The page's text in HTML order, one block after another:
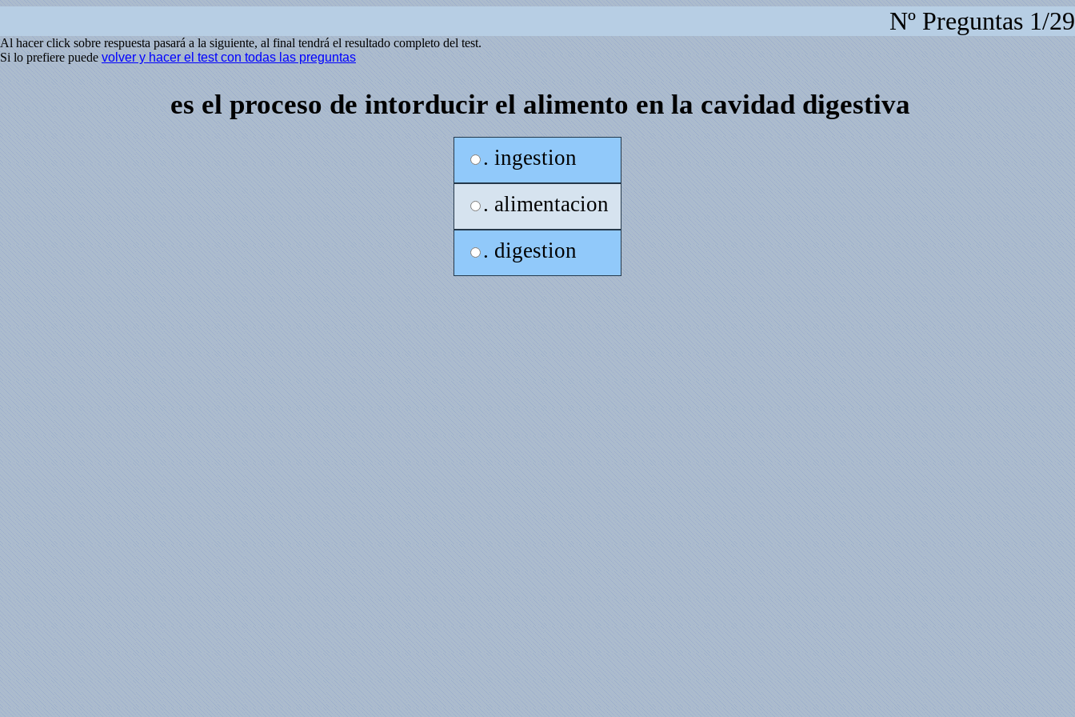
Nº Preguntas 1/29
Al hacer click sobre respuesta pasará a la siguiente, al final tendrá el resultado completo del test.
Si lo prefiere puede volver y hacer el test con todas las preguntas
es el proceso de intorducir el alimento en la cavidad digestiva
. ingestion
. alimentacion
. digestion